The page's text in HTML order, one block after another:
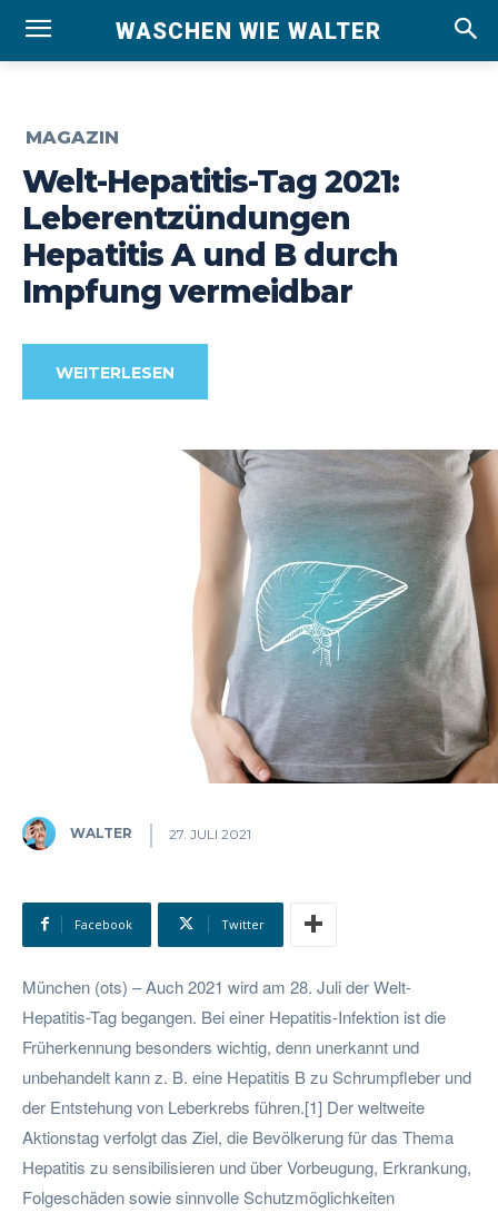
WASCHEN WIE WALTER
MAGAZIN
Welt-Hepatitis-Tag 2021:
Leberentzündungen
Hepatitis A und B durch
Impfung vermeidbar
WEITERLESEN
WALTER 27. JULI 2021
Facebook Twitter
München (ots) – Auch 2021 wird am 28. Juli der Welt-
Hepatitis-Tag begangen. Bei einer Hepatitis-Infektion ist die
Früherkennung besonders wichtig, denn unerkannt und
unbehandelt kann z. B. eine Hepatitis B zu Schrumpfleber und
der Entstehung von Leberkrebs führen.[1] Der weltweite
Aktionstag verfolgt das Ziel, die Bevölkerung für das Thema
Hepatitis zu sensibilisieren und über Vorbeugung, Erkrankung,
Folgeschäden sowie sinnvolle Schutzmöglichkeiten